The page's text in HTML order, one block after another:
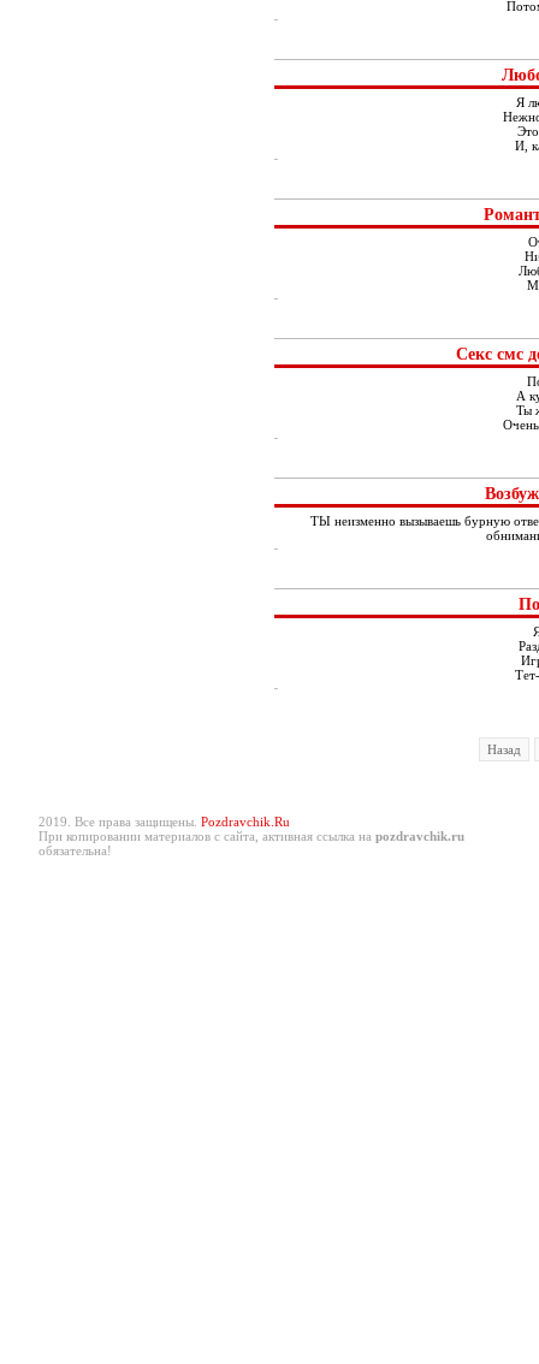
Я
И,
Секс смс
А
Ты
ТЫ неизменно вызываешь бурную
Назад
2019. Все права защищены. Pozdravchik.Ru
При копировании материалов с сайта, активная ссылка на pozdravchik.ru
обязательна!